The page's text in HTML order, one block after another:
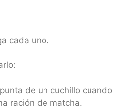
cada uno.
de un cuchillo cuando
ración de matcha.